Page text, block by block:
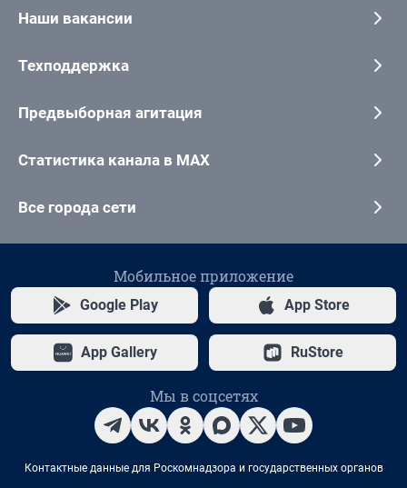
Наши вакансии
Техподдержка
Предвыборная агитация
Статистика канала в MAX
Все города сети
Мобильное приложение
Google Play App Store
App Gallery RuStore
Мы в соцсетях
Контактные данные для Роскомнадзора и государственных органов